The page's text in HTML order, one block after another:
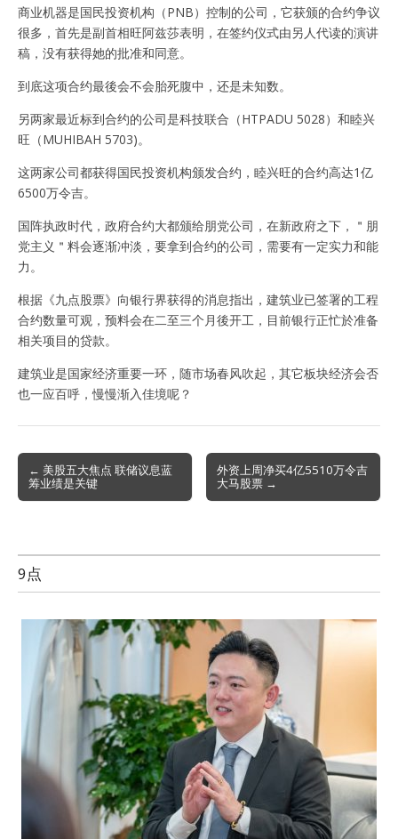
商业机器是国民投资机构（PNB）控制的公司，它获颁的合约争议
很多，首先是副首相旺阿兹莎表明，在签约仪式由另人代读的演讲
稿，没有获得她的批准和同意。
到底这项合约最後会不会胎死腹中，还是未知数。
另两家最近标到合约的公司是科技联合（HTPADU 5028）和睦兴
旺（MUHIBAH 5703)。
这两家公司都获得国民投资机构颁发合约，睦兴旺的合约高达1亿
6500万令吉。
国阵执政时代，政府合约大都颁给朋党公司，在新政府之下，＂朋
党主义＂料会逐渐冲淡，要拿到合约的公司，需要有一定实力和能
力。
根据《九点股票》向银行界获得的消息指出，建筑业已签署的工程
合约数量可观，预料会在二至三个月後开工，目前银行正忙於准备
相关项目的贷款。
建筑业是国家经济重要一环，随市场春风吹起，其它板块经济会否
也一应百呼，慢慢渐入佳境呢？
Post
navigation
← 美股五大焦点 联储议息蓝
筹业绩是关键
外资上周净买4亿5510万令吉
大马股票 →
9点